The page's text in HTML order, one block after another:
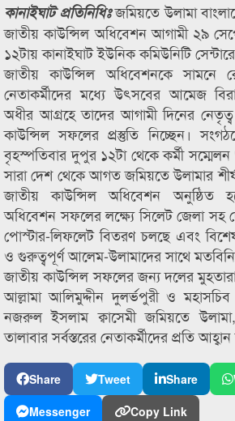
কানাইঘাট প্রতিনিধিঃজমিয়তে উলামা
জাতীয় কাউন্সিল অধিবেশন আগামী ২৯
১২টায় কানাইঘাট ইউনিক কমিউনিটি
জাতীয় কাউন্সিল অধিবেশনকে সামনে
নেতাকর্মীদের মধ্যে উৎসবের আমেজ
অধীর আগ্রহে তাদের আগামী দিনের নেতৃত্ব
কাউন্সিল সফলের প্রস্তুতি নিচ্ছেন।
বৃহস্পতিবার দুপুর ১২টা থেকে কর্মী
সারা দেশ থেকে আগত জমিয়তে উলামার
জাতীয় কাউন্সিল অধিবেশন অনুষ্ঠিত
অধিবেশন সফলের লক্ষ্যে সিলেট জেলা সহ
পোস্টার-লিফলেট বিতরণ চলছে এবং বিশেষ
ও গুরুত্বপূর্ণ আলেম-উলামাদের সাথে
জাতীয় কাউন্সিল সফলের জন্য দলের
আল্লামা আলিমুদ্দীন দুলর্ভপুরী ও
নজরুল ইসলাম ক্বাসেমী জমিয়তে
তালাবার সর্বস্তরের নেতাকর্মীদের প্রতি
Share Tweet Share
Messenger
Copy Link